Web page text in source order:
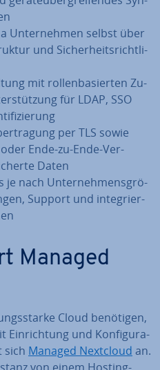
Un­ter­neh­men selbst über
und Si­cher­heits­richt­li­
mit rol­len­ba­sier­ten Zu­
für LDAP, SSO
per TLS sowie
Ende-zu-Ende-Ver­
Daten
je nach Un­ter­neh­mens­grö­
Support und in­te­grier­
Managed
Cloud benötigen,
Ein­rich­tung und Kon­fi­gu­ra­
sich Managed Nextcloud an.